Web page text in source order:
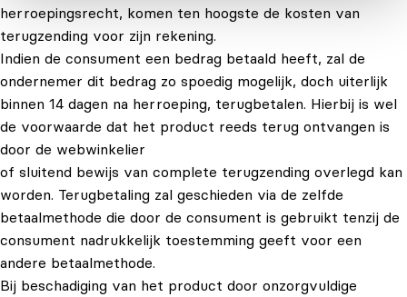
herroepingsrecht, komen ten hoogste de kosten van
terugzending voor zijn rekening.
Indien de consument een bedrag betaald heeft, zal de
ondernemer dit bedrag zo spoedig mogelijk, doch uiterlijk
binnen 14 dagen na herroeping, terugbetalen. Hierbij is wel
de voorwaarde dat het product reeds terug ontvangen is
door de webwinkelier
of sluitend bewijs van complete terugzending overlegd kan
worden. Terugbetaling zal geschieden via de zelfde
betaalmethode die door de consument is gebruikt tenzij de
consument nadrukkelijk toestemming geeft voor een
andere betaalmethode.
Bij beschadiging van het product door onzorgvuldige